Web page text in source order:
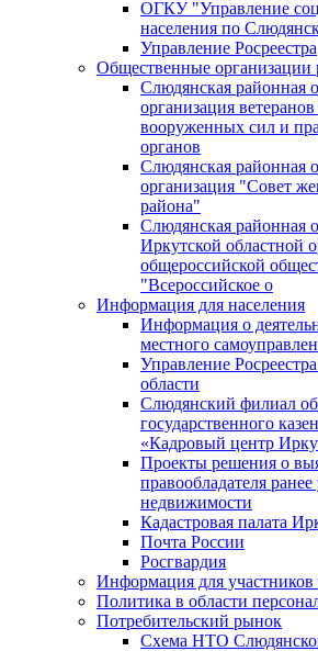
ОГКУ "Управление
населения по
Управление Росреестра
Общественные организации
Слюдянская районная
организация
вооруженных сил и
органов
Слюдянская районная
организация "Совет
района"
Слюдянская районная
Иркутской областной
общероссийской
"Всероссийское о
Информация для населения
Информация о
местного
Управление
области
Слюдянский филиал
государственного
«Кадровый центр
Проекты решения о
правообладателя
недвижимости
Кадастровая палата
Почта России
Росгвардия
Информация для
Политика в области
Потребительский рынок
Схема НТО